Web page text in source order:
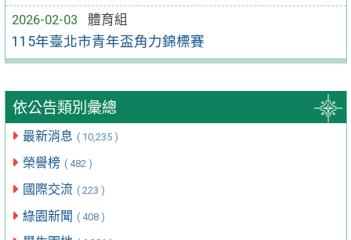
2026-02-03
體育組
115年臺北市青年盃角力錦標賽
依公告類別彙總
最新消息 ( 10,235 )
榮譽榜 ( 482 )
國際交流 ( 223 )
綠園新聞 ( 408 )